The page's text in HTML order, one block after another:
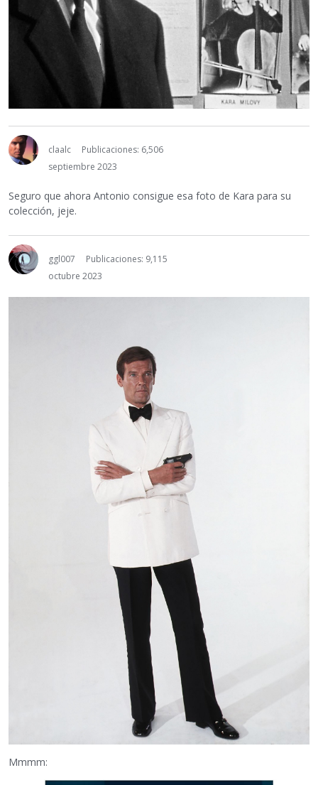
claalc
Publicaciones: 6,506
septiembre 2023
Seguro que ahora Antonio consigue esa foto de Kara para su
colección, jeje.
ggl007
Publicaciones: 9,115
octubre 2023
Mmmm: